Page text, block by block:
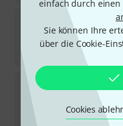
einfach durch einen
Sie können Ihre
über die Cookie-
Cookies
Alfred Music
Sofort
20,95
Alfred
Sofort
24,95€